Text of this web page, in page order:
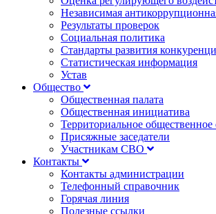
Независимая
Результаты проверок
Социальная политика
Стандарты развития
Статистическая информация
Устав
Общество
Общественная палата
Общественная инициатива
Территориальное общественное
Присяжные заседатели
Участникам СВО
Контакты
Контакты администрации
Телефонный справочник
Горячая линия
Полезные ссылки